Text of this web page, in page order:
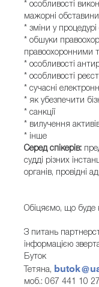
* особливості
мажорні обставини
* зміни у
* обшуки
правоохоронними
* особливості
* особливості
* сучасні
* як убезпечити
* санкції
* вилучення
* інше
Серед спікерів:
судді різних
органів, провідні
Обіцяємо, що буде
З питань
інформацією
Буток
Тетяна,
моб.: 067 441 10 27